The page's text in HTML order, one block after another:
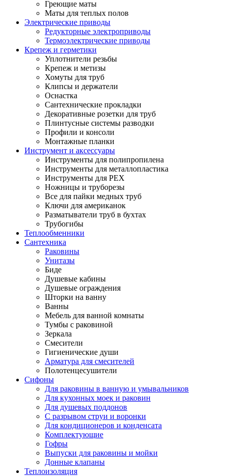
Греющие маты
Маты для теплых полов
Электрические приводы
Редукторные электроприводы
Термоэлектрические приводы
Крепеж и герметики
Уплотнители резьбы
Крепеж и метизы
Хомуты для труб
Клипсы и держатели
Оснастка
Сантехнические прокладки
Декоративные розетки для труб
Плинтусные системы разводки
Профили и консоли
Монтажные планки
Инструмент и аксессуары
Инструменты для полипропилена
Инструменты для металлопластика
Инструменты для PEX
Ножницы и труборезы
Все для пайки медных труб
Ключи для американок
Разматыватели труб в бухтах
Трубогибы
Теплообменники
Сантехника
Раковины
Унитазы
Биде
Душевые кабины
Душевые ограждения
Шторки на ванну
Ванны
Мебель для ванной комнаты
Тумбы с раковиной
Зеркала
Смесители
Гигиенические души
Арматура для смесителей
Полотенцесушители
Сифоны
Для раковины в ванную и умывальников
Для кухонных моек и раковин
Для душевых поддонов
С разрывом струи и воронки
Для кондиционеров и конденсата
Комплектующие
Гофры
Выпуски для раковины и мойки
Донные клапаны
Теплоизоляция